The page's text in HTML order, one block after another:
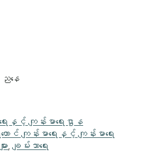
ညနေ
ေးနှင့် ကျန်းမာရေးဌာန
ောင် ကျန်းမာရေးနှင့် ကျန်းမာရေး
း, ချမ်းသာရေး